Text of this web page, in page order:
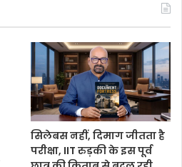
सिलेबस नहीं, दिमाग जीतता है
परीक्षा, IIT रुड़की के इस पूर्व